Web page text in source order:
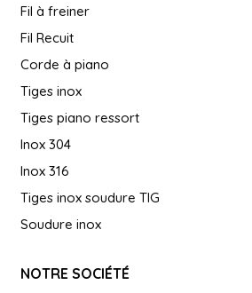
Fil à freiner
Fil Recuit
Corde à piano
Tiges inox
Tiges piano ressort
Inox 304
Inox 316
Tiges inox soudure TIG
Soudure inox
NOTRE SOCIÉTÉ